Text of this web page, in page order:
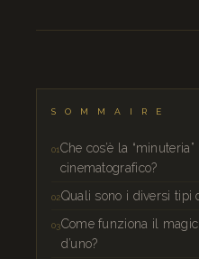
SOMMAIRE
Che cos’è la
cinematografico?
Quali sono i diversi tipi
Come funziona il
d’uno?